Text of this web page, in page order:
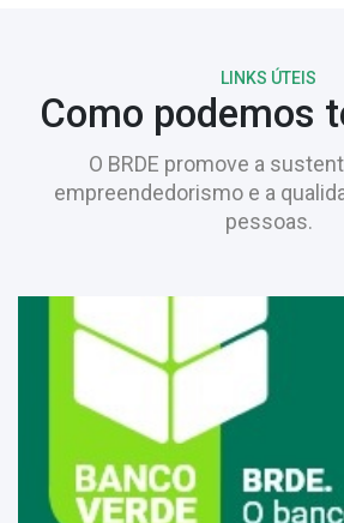
LINKS ÚTEIS
Como podemos
O BRDE promove a
empreendedorismo e a
pessoas.